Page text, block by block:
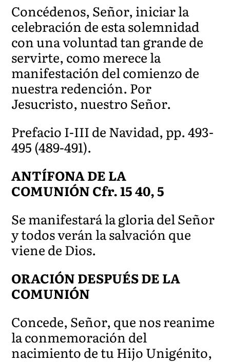
Concédenos, Señor, iniciar la
celebración de esta solemnidad
con una voluntad tan grande de
servirte, como merece la
manifestación del comienzo de
nuestra redención. Por
Jesucristo, nuestro Señor.
Prefacio I-III de Navidad, pp. 493-
495 (489-491).
ANTÍFONA DE LA
COMUNIÓNCfr. 15 40, 5
Se manifestará la gloria del Señor
y todos verán la salvación que
viene de Dios.
ORACIÓN DESPUÉS DE LA
COMUNIÓN
Concede, Señor, que nos reanime
la conmemoración del
nacimiento de tu Hijo Unigénito,